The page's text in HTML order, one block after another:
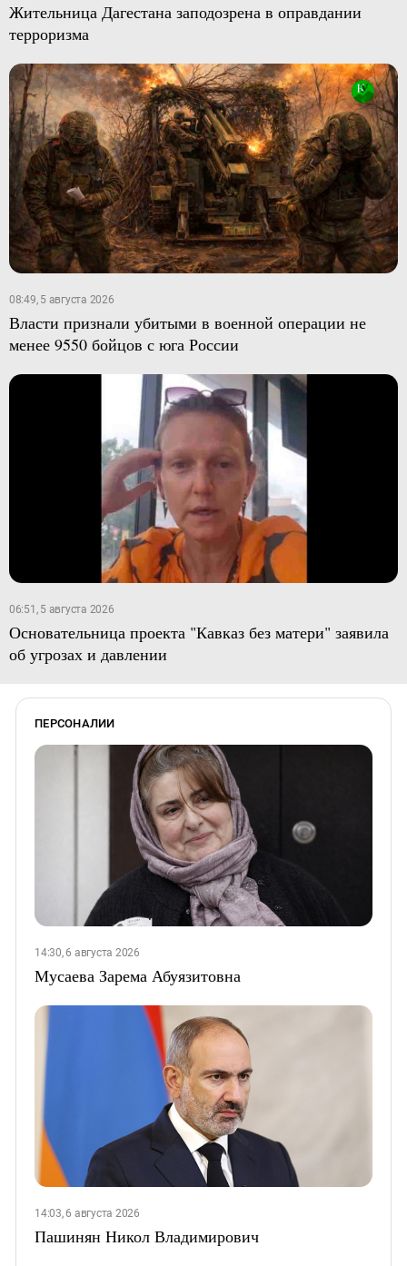
Жительница Дагестана заподозрена в оправдании
терроризма
08:49, 5 августа 2026
Власти признали убитыми в военной операции не
менее 9550 бойцов с юга России
06:51, 5 августа 2026
Основательница проекта "Кавказ без матери" заявила
об угрозах и давлении
ПЕРСОНАЛИИ
14:30, 6 августа 2026
Мусаева Зарема Абуязитовна
14:03, 6 августа 2026
Пашинян Никол Владимирович